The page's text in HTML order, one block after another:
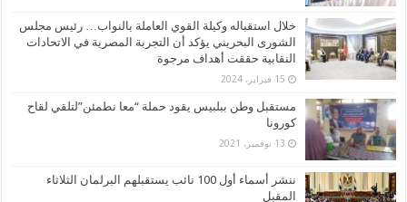
خلال استقباله وكيلة القوي العاملة بالنواب… رئيس مجلس
الشورى البحريني يؤكد أن التجربة المصرية في الاتحادات
النقابية حققت أهداف مرجوة
15 فبراير، 2024
مستقبل وطن ببلبيس يقود حملة “معا نطمئن”لتلقي لقاح
كورونا
13 نوفمبر، 2021
ننشر أسماء أول 100 نائب يستقبلهم البرلمان الثلاثاء
المقبل